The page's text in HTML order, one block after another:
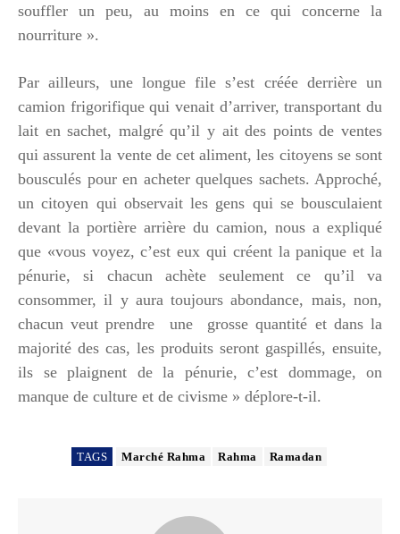
souffler un peu, au moins en ce qui concerne la
nourriture ».
Par ailleurs, une longue file s’est créée derrière un
camion frigorifique qui venait d’arriver, transportant du
lait en sachet, malgré qu’il y ait des points de ventes
qui assurent la vente de cet aliment, les citoyens se sont
bousculés pour en acheter quelques sachets. Approché,
un citoyen qui observait les gens qui se bousculaient
devant la portière arrière du camion, nous a expliqué
que «vous voyez, c’est eux qui créent la panique et la
pénurie, si chacun achète seulement ce qu’il va
consommer, il y aura toujours abondance, mais, non,
chacun veut prendre une grosse quantité et dans la
majorité des cas, les produits seront gaspillés, ensuite,
ils se plaignent de la pénurie, c’est dommage, on
manque de culture et de civisme » déplore-t-il.
TAGS Marché Rahma Rahma Ramadan